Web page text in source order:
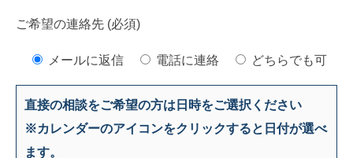
ご希望の連絡先 (必須)
メールに返信 電話に連絡 どちらでも可
直接の相談をご希望の方は日時をご選択ください
※カレンダーのアイコンをクリックすると日付が選べ
ます。